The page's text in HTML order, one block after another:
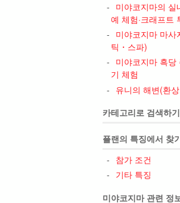
미야코지마의 실
예 체험·크래프트
미야코지마 마사
틱・스파)
미야코지마 흑당
기 체험
유니의 해변(환
카테고리로 검색하기
플랜의 특징에서 찾
참가 조건
기타 특징
미야코지마 관련 정